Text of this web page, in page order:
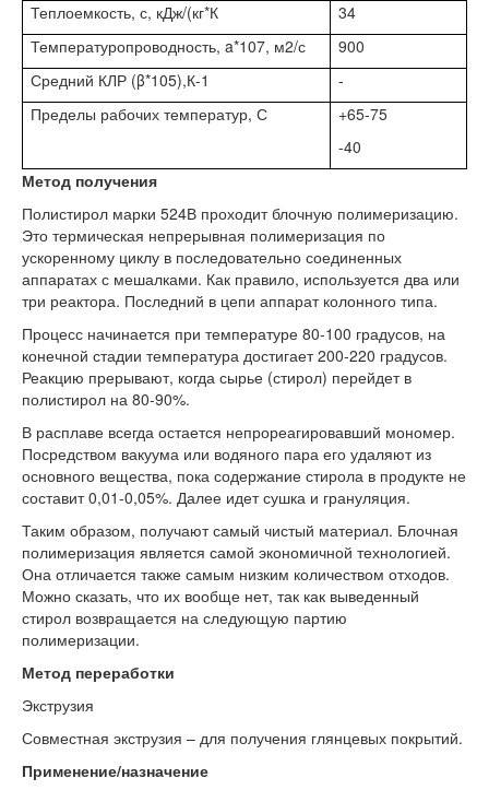
Теплоемкость, с, кДж/(кг*К
34
Температуропроводность, a*107, м2/с
900
Средний КЛР (β*105),К-1
-
Пределы рабочих температур, С
+65-75
-40
Метод получения
Полистирол марки 524В проходит блочную полимеризацию.
Это термическая непрерывная полимеризация по
ускоренному циклу в последовательно соединенных
аппаратах с мешалками. Как правило, используется два или
три реактора. Последний в цепи аппарат колонного типа.
Процесс начинается при температуре 80-100 градусов, на
конечной стадии температура достигает 200-220 градусов.
Реакцию прерывают, когда сырье (стирол) перейдет в
полистирол на 80-90%.
В расплаве всегда остается непрореагировавший мономер.
Посредством вакуума или водяного пара его удаляют из
основного вещества, пока содержание стирола в продукте не
составит 0,01-0,05%. Далее идет сушка и грануляция.
Таким образом, получают самый чистый материал. Блочная
полимеризация является самой экономичной технологией.
Она отличается также самым низким количеством отходов.
Можно сказать, что их вообще нет, так как выведенный
стирол возвращается на следующую партию
полимеризации.
Метод переработки
Экструзия
Совместная экструзия – для получения глянцевых покрытий.
Применение/назначение